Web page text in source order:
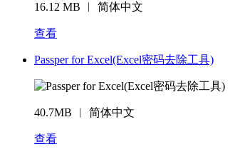
16.12 MB ︱ 简体中文
查看
Passper for Excel(Excel密码去除工具)
40.7MB ︱ 简体中文
查看